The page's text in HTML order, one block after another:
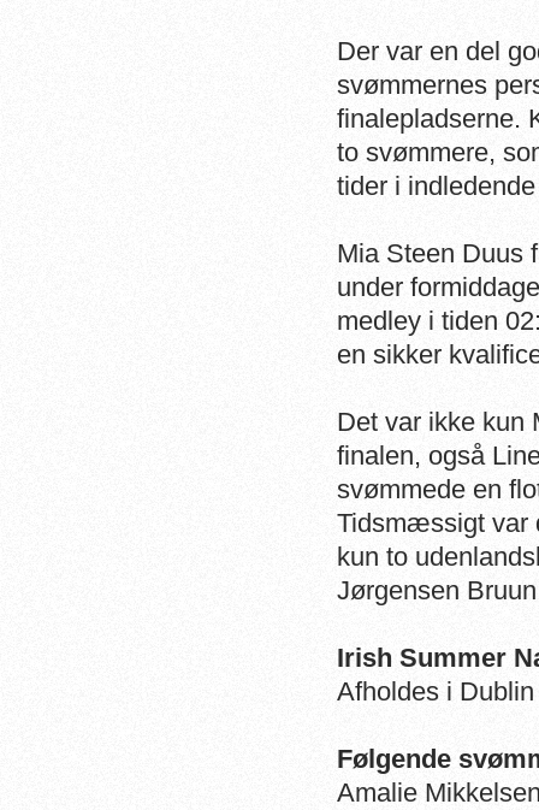
Der var en del
svømmernes
finalepladserne.
to svømmere,
tider i
Mia Steen Duus
under
medley i tiden
en sikker
Det var ikke kun
finalen, også
svømmede en
Tidsmæssigt var
kun to
Jørgensen
Irish Summer
Afholdes i
Følgende
Amalie